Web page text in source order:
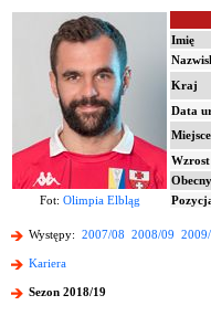
Imię
Kraj
Data
Fot: Olimpia Elbląg
Występy: 2007/08 2008/09
Kariera
Sezon 2018/19